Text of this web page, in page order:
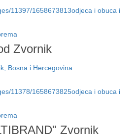
Zvornik
Bosna i Hercegovina
Zvornik